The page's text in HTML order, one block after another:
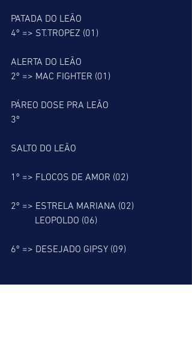
PATADA DO LEÃO
4º => ST.TROPEZ (01)
ALERTA DO LEÃO
2º => MAC FIGHTER (01)
PÁREO DOSE PRA LEÃO
3º
SALTO DO LEÃO
1º => FLOCOS DE AMOR (02)
2º => ESTRELA MARIANA (02)
          LEOPOLDO (06)
6º => DESEJADO GIPSY (09)